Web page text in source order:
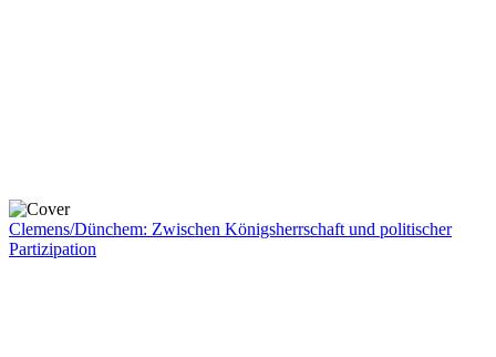
Clemens/Dünchem: Zwischen Königsherrschaft und politischer
Partizipation